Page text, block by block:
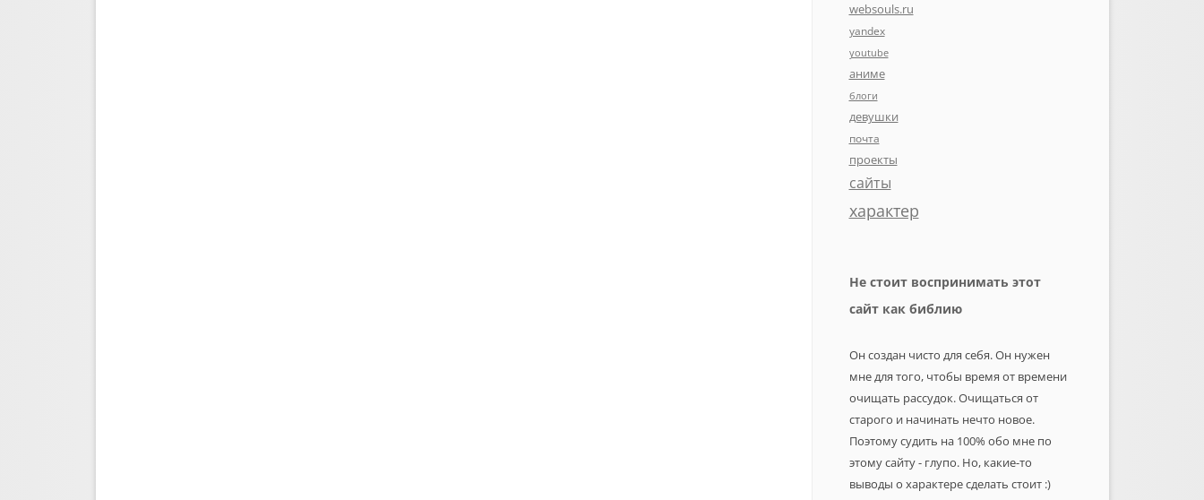
websouls.ru
yandex
youtube
аниме
блоги
девушки
почта
проекты
сайты
характер
Не стоит воспринимать этот
сайт как библию
Он создан чисто для себя. Он нужен
мне для того, чтобы время от времени
очищать рассудок. Очищаться от
старого и начинать нечто новое.
Поэтому судить на 100% обо мне по
этому сайту - глупо. Но, какие-то
выводы о характере сделать стоит :)